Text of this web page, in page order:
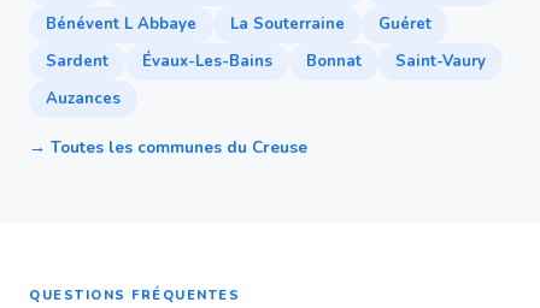
Bénévent L Abbaye
La Souterraine
Guéret
Sardent
Évaux-Les-Bains Bonnat
Saint-Vaury
Auzances
→ Toutes les communes du Creuse
QUESTIONS FRÉQUENTES